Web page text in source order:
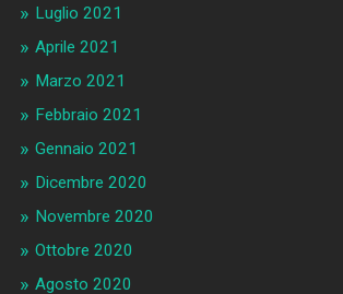
Luglio 2021
Aprile 2021
Marzo 2021
Febbraio 2021
Gennaio 2021
Dicembre 2020
Novembre 2020
Ottobre 2020
Agosto 2020